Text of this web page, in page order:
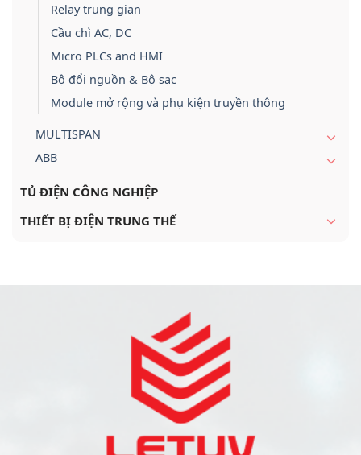
Relay trung gian
Cầu chì AC, DC
Micro PLCs and HMI
Bộ đổi nguồn & Bộ sạc
Module mở rộng và phụ kiện truyền thông
MULTISPAN
ABB
TỦ ĐIỆN CÔNG NGHIỆP
THIẾT BỊ ĐIỆN TRUNG THẾ